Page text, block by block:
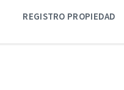
REGISTRO PROPIEDAD